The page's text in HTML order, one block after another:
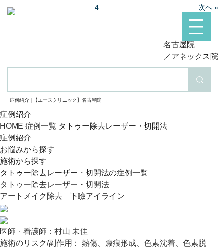
症例紹介 | 【エースクリニック】名古屋院
名古屋院
／アネックス院
症例紹介
HOME 症例一覧 タトゥー除去レーザー・切開法
症例紹介
お悩みから探す
施術から探す
タトゥー除去レーザー・切開法の症例一覧
タトゥー除去レーザー・切開法
アートメイク除去 下瞼アイライン
医師・看護師： 村山 未佳
施術のリスク/副作用：
熱傷、瘢痕形成、色素沈着、色素脱
4 次へ »